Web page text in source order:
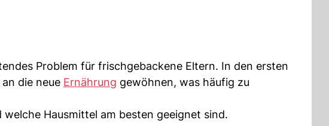
Problem für frischgebackene Eltern. In den ersten
die neue Ernährung gewöhnen, was häufig zu
Hausmittel am besten geeignet sind.